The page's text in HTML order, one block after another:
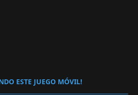
ESTE JUEGO MÓVIL!